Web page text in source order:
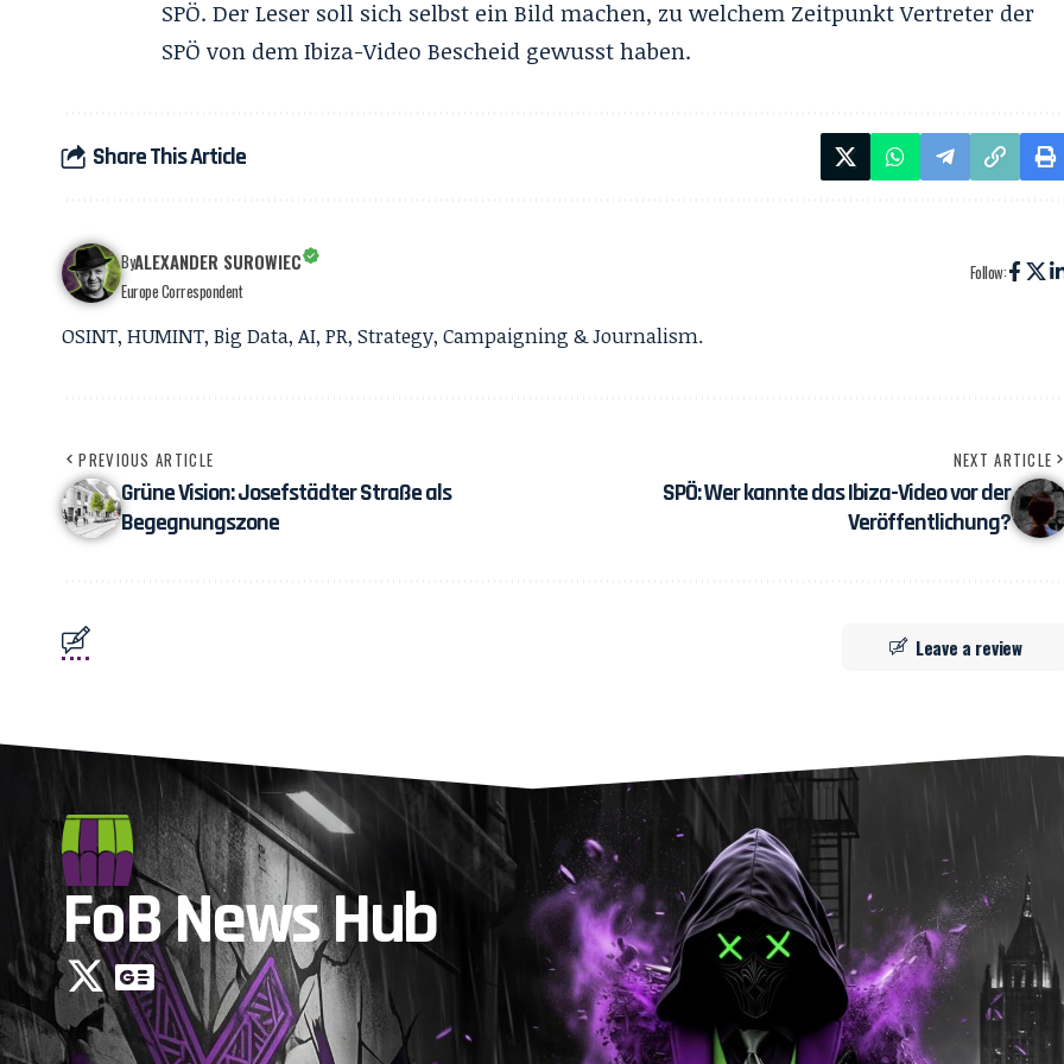
SPÖ. Der Leser soll sich selbst ein Bild machen, zu welchem Zeitpunkt Vertreter der
SPÖ von dem Ibiza-Video Bescheid gewusst haben.
Share This Article
ByALEXANDER SUROWIEC
Europe Correspondent
Follow:
OSINT, HUMINT, Big Data, AI, PR, Strategy, Campaigning & Journalism.
PREVIOUS ARTICLE
Grüne Vision: Josefstädter Straße als
Begegnungszone
NEXT ARTICLE
SPÖ: Wer kannte das Ibiza-Video vor der
Veröffentlichung?
Leave a review
FoB News Hub